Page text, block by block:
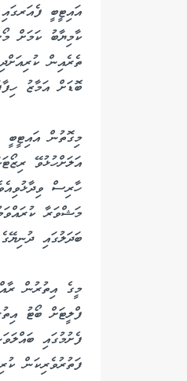
އައިޓީބީ
ކާމިޔާބު ކަމަށް
ތެރެއިން
ބޮޑަށް އަމާޒު
އަލަށްހުޅުވޭ
ހާރިސް
މަޝްވަރާ
ބަދަލުގައި
މީގެ އިތުރުން
ފްލީޓަށް ބޯޓު
ފެށުމުގައި
ފަތުރުވެރިކަން